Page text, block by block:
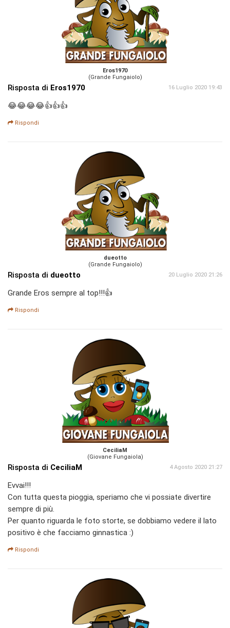
Eros1970
(Grande Fungaiolo)
Risposta di Eros1970 16 Luglio 2020 19:43
😂😂😂😂👍👍👍
Rispondi
dueotto
(Grande Fungaiolo)
Risposta di dueotto 20 Luglio 2020 21:26
Grande Eros sempre al top!!!👍
Rispondi
CeciliaM
(Giovane Fungaiola)
Risposta di CeciliaM 4 Agosto 2020 21:27
Evvai!!!
Con tutta questa pioggia, speriamo che vi possiate divertire
sempre di più.
Per quanto riguarda le foto storte, se dobbiamo vedere il lato
positivo è che facciamo ginnastica :)
Rispondi